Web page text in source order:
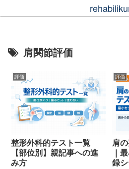
肩関節評価
評価
整形外科的テスト一覧
【部位別】親記事への進
み方
評価
肩
｜
録